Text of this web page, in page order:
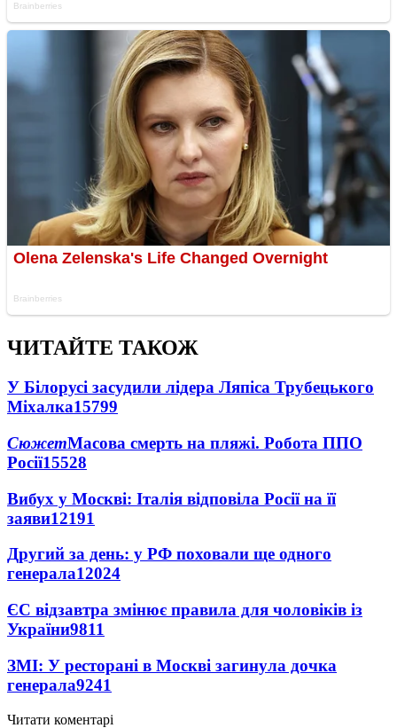
ЧИТАЙТЕ ТАКОЖ
У Білорусі засудили лідера Ляпіса Трубецького
Міхалка15799
СюжетМасова смерть на пляжі. Робота ППО
Росії15528
Вибух у Москві: Італія відповіла Росії на її
заяви12191
Другий за день: у РФ поховали ще одного
генерала12024
ЄС відзавтра змінює правила для чоловіків із
України9811
ЗМІ: У ресторані в Москві загинула дочка
генерала9241
Читати коментарі